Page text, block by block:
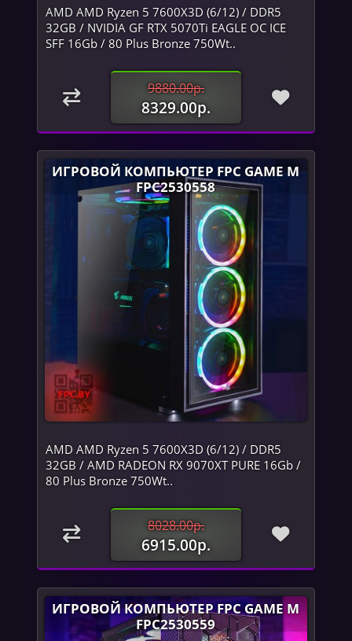
AMD AMD Ryzen 5 7600X3D (6/12) / DDR5
32GB / NVIDIA GF RTX 5070Ti EAGLE OC ICE
SFF 16Gb / 80 Plus Bronze 750Wt..
9880.00р.
8329.00р.
ИГРОВОЙ КОМПЬЮТЕР FPC GAME M
FPC2530558
AMD AMD Ryzen 5 7600X3D (6/12) / DDR5
32GB / AMD RADEON RX 9070XT PURE 16Gb /
80 Plus Bronze 750Wt..
8028.00р.
6915.00р.
ИГРОВОЙ КОМПЬЮТЕР FPC GAME M
FPC2530559